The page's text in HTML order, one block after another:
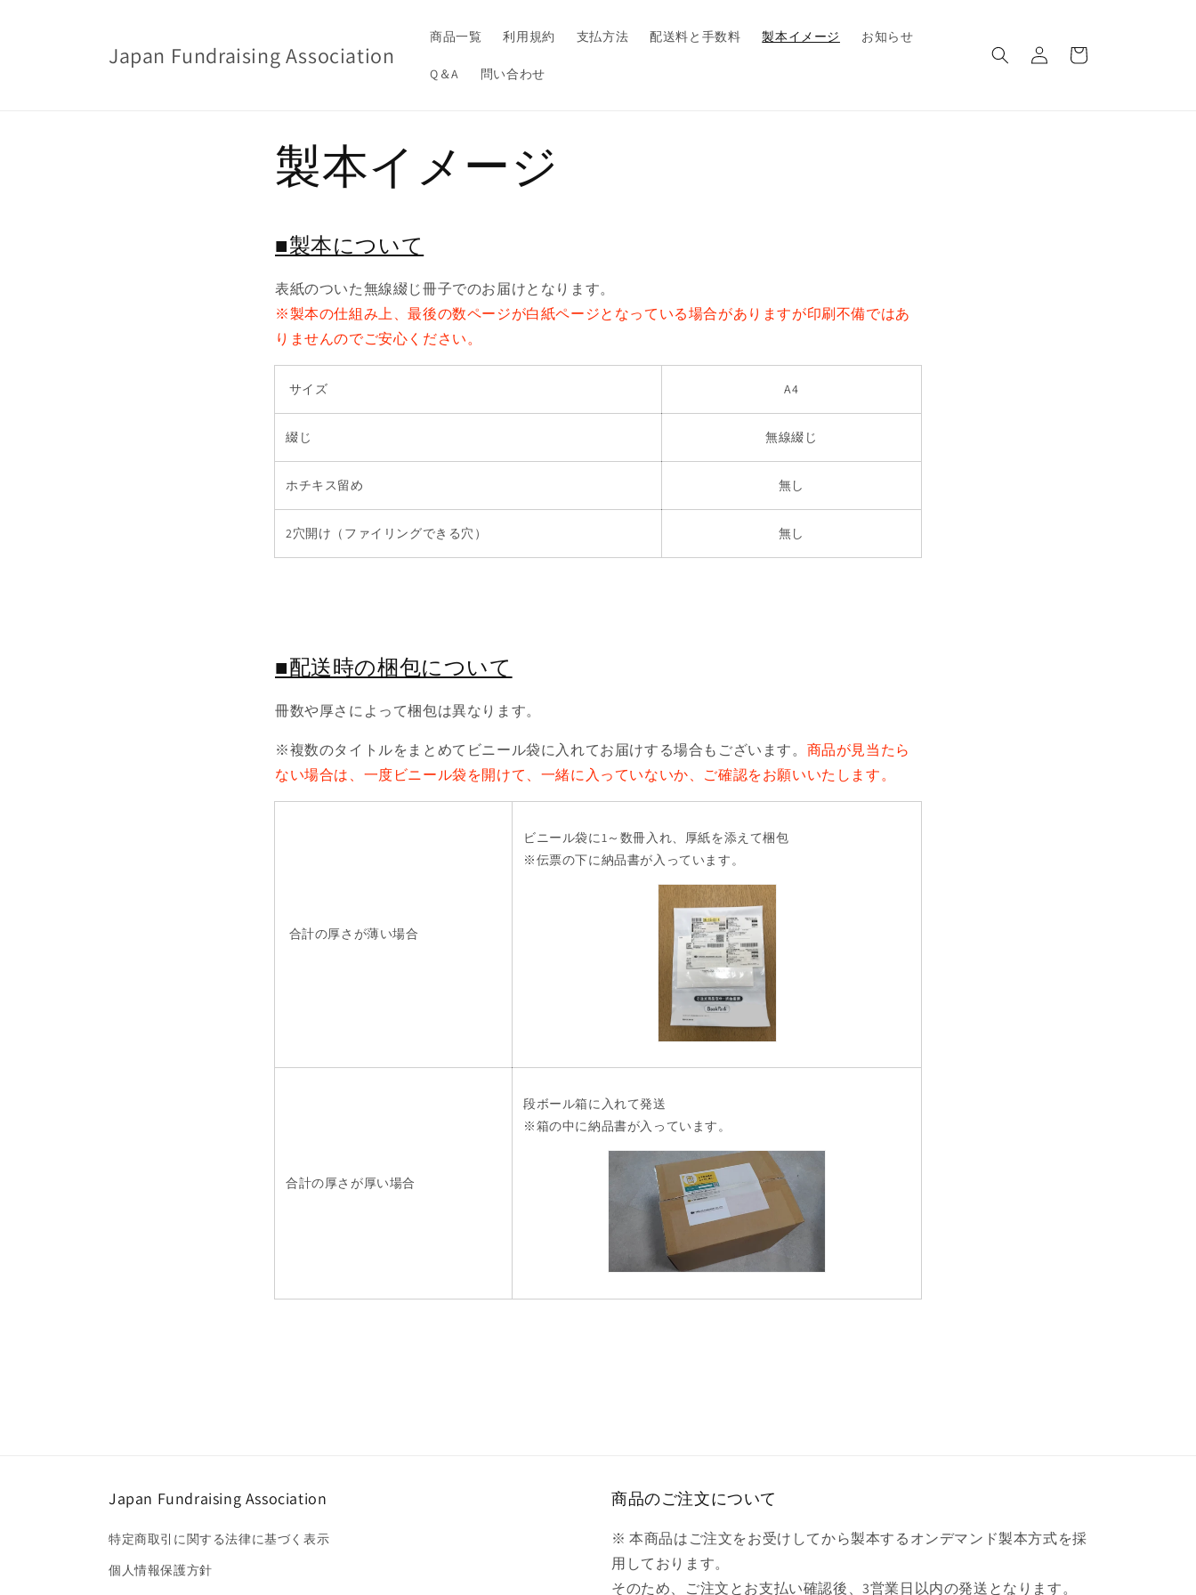
Japan Fundraising Association
商品一覧 利用規約 支払方法 配送料と手数料 製本イメージ お知らせ
Q＆A 問い合わせ
グ
イ
ー
製本イメージ
■製本について
表紙のついた無線綴じ冊子でのお届けとなります。
※製本の仕組み上、最後の数ページが白紙ページとなっている場合がありますが印刷不備ではあ
りませんのでご安心ください。
サイズ A4
綴じ 無線綴じ
ホチキス留め 無し
2穴開け（ファイリングできる穴） 無し
■配送時の梱包について
冊数や厚さによって梱包は異なります。
※複数のタイトルをまとめてビニール袋に入れてお届けする場合もございます。 商品が見当たら
ない場合は、一度ビニール袋を開けて、一緒に入っていないか、ご確認をお願いいたします。
合計の厚さが薄い場合
ビニール袋に1～数冊入れ、厚紙を添えて梱包
※伝票の下に納品書が入っています。
合計の厚さが厚い場合
段ボール箱に入れて発送
※箱の中に納品書が入っています。
Japan Fundraising Association
特定商取引に関する法律に基づく表示
個人情報保護方針
商品のご注文について
※ 本商品はご注文をお受けしてから製本するオンデマンド製本方式を採
用しております。
そのため、ご注文とお支払い確認後、3営業日以内の発送となります。